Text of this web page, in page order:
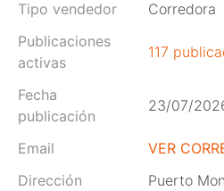
Tipo vendedor
Corredora
Publicaciones
activas
117
Fecha
publicación
23/07/
Email
VER
Dirección
Puerto